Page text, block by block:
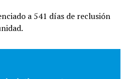
a 541 días de reclusión